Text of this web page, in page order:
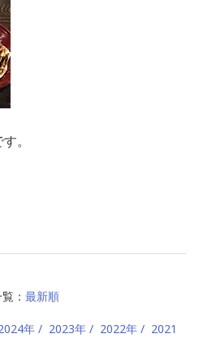
。
： 最新順
年 2023年 2022年
2021